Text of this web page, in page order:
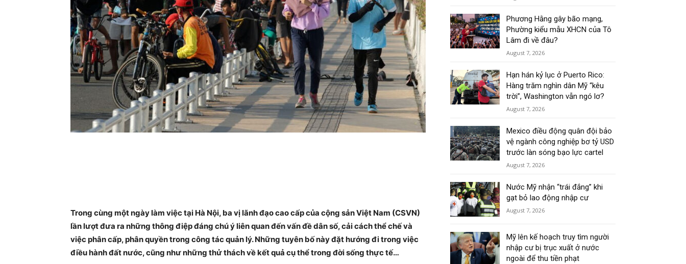
Trong cùng một ngày làm việc tại Hà Nội, ba vị lãnh đạo cao cấp của cộng sản Việt Nam (CSVN)
lần lượt đưa ra những thông điệp đáng chú ý liên quan đến vấn đề dân số, cải cách thể chế và
việc phân cấp, phân quyền trong công tác quản lý. Những tuyên bố này đặt hướng đi trong việc
điều hành đất nước, cũng như những thử thách về kết quả cụ thể trong đời sống thực tế…
Phương Hằng gây bão mạng,
Phường kiểu mẫu XHCN của Tô
Lâm đi về đâu?
August 7, 2026
Hạn hán kỷ lục ở Puerto Rico:
Hàng trăm nghìn dân Mỹ “kêu
trời”, Washington vẫn ngó lơ?
August 7, 2026
Mexico điều động quân đội bảo
vệ ngành công nghiệp bơ tỷ USD
trước làn sóng bạo lực cartel
August 7, 2026
Nước Mỹ nhận “trái đắng” khi
gạt bỏ lao động nhập cư
August 7, 2026
Mỹ lên kế hoạch truy tìm người
nhập cư bị trục xuất ở nước
ngoài để thu tiền phạt